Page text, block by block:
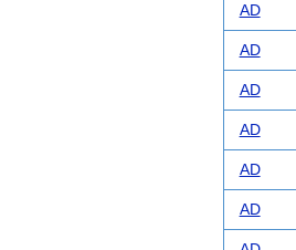
AD
AD
AD
AD
AD
AD